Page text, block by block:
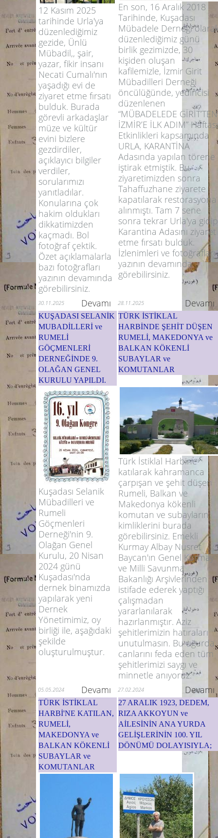
12 Kasım 2025
tarihinde Urla'ya
düzenlediğimiz
gezide, Ünlü
Mübadil,, şair,
yazar, fikir insanı
Necati Cumalı'nın
yaşadığı evi de
ziyaret etme fırsatı
bulduk. Burada
görevli arkadaşlar
müze ve kültür
evini bizlere
gezdirdiler,
açıklayıcı bilgiler
verdiler,
sorularımızı
yanıtladılar.
Konularına çok
hakim oldukları
dikkatimizden
kaçmadı. Bol
fotoğraf çektik.
Özet açıklamalarla
bazı fotoğrafları
yazının devamında
görebilirsiniz.
En son, 16 Aralık 2018
Tarihinde, Kuşadası
Mübadele Derneği
düzenlediğimiz günü
birlik gezimizde, 30
kişiden oluşan
kafilemizle, İzmir Girit
Mübadilleri Derneği
öncülüğünde, yedincisi
düzenlenen
“MÜBADELEDE GİRİT’TEN
İZMİR’E İLK ADIM” Haftası
Etkinlikleri kapsamında
URLA, KARANTİNA
Adasında yapılan törene
iştirak etmiştik. Bu
ziyaretimizden sonra
Tahaffuzhane ziyarete
kapatılarak restorasyona
alınmıştı. Tam 7 sene
sonra tekrar Urla'ya gidip
Karantina Adasını ziyaret
etme fırsatı bulduk.
İzlenimleri ve fotoğrafları
yazının devamında
görebilirsiniz.
30.11.2025 Devamı 28.11.2025 Devamı
KUŞADASI SELANİK
MUBADİLLERİ ve
RUMELİ
GÖÇMENLERİ
DERNEĞİNDE 9.
OLAĞAN GENEL
KURULU YAPILDI.
TÜRK İSTİKLAL
HARBİNDE ŞEHİT DÜŞEN
RUMELİ, MAKEDONYA ve
BALKAN KÖKENLİ
SUBAYLAR ve
KOMUTANLAR
Kuşadası Selanik
Mübadilleri ve
Rumeli
Göçmenleri
Derneği'nin 9.
Olağan Genel
Kurulu, 20 Nisan
2024 günü
Kuşadası'nda
dernek binamızda
yapılarak yeni
Dernek
Yönetimimiz, oy
birliği ile, aşağıdaki
şekilde
oluşturulmuştur.
Türk İstiklal Harbine
katılarak kahramanca
çarpışan ve şehit düşen
Rumeli, Balkan ve
Makedonya kökenli
komutan ve subayların
kimliklerini burada
görebilirsiniz. Emekli
Kurmay Albay Nusret
Baycan'ın Genel Kurmay
ve Milli Savunma
Bakanlığı Arşivlerinden
istifade ederek yaptığı
çalışmadan
yararlanılarak
hazırlanmıştır. Aziz
şehitlerimizin hatıraları
unutulmasın. Bu uğurda
canlarını feda eden tüm
şehitlerimizi saygı ve
minnetle anıyoruz.
05.05.2024 Devamı 27.02.2024 Devamı
TÜRK İSTİKLAL
HARBİ'NE KATILAN,
RUMELİ,
MAKEDONYA ve
BALKAN KÖKENLİ
SUBAYLAR ve
KOMUTANLAR
27 ARALIK 1923, DEDEM,
RIZA AKKOYUN ve
AİLESİNİN ANA YURDA
GELİŞLERİNİN 100. YIL
DÖNÜMÜ DOLAYISIYLA;